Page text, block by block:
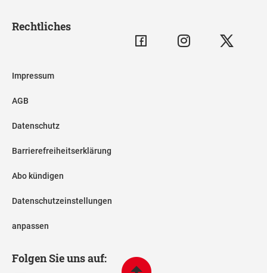
Rechtliches
Impressum
AGB
Datenschutz
Barrierefreiheitserklärung
Abo kündigen
Datenschutzeinstellungen
anpassen
Folgen Sie uns auf: